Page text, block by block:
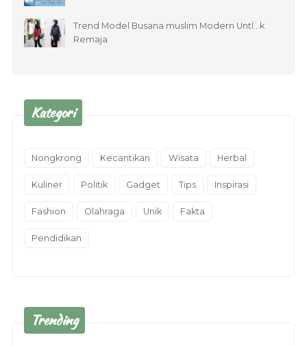
Trend Model Busana muslim Modern UntÏ…k
Remaja
Kategori
Nongkrong Kecantikan Wisata Herbal
Kuliner Politik Gadget Tips Inspirasi
Fashion Olahraga Unik Fakta
Pendidikan
Trending